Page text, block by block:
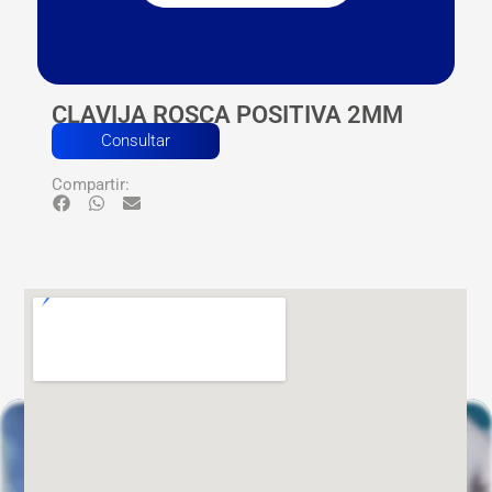
CLAVIJA ROSCA POSITIVA 2MM
Consultar
Compartir: